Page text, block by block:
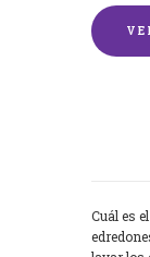
Cuál es